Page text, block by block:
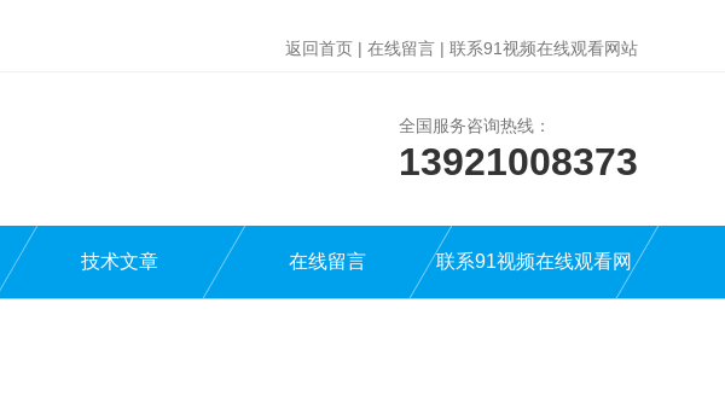
返回首页 | 在线留言 | 联系91视频在线观看网站
全国服务咨询热线：
13921008373
技术文章 在线留言 联系91视频在线观看网